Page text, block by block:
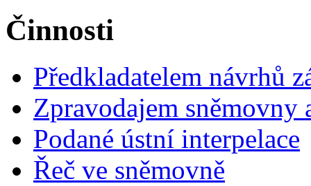
Činnosti
Předkladatelem návrhů
Zpravodajem
Podané ústní interpelace
Řeč ve sněmovně